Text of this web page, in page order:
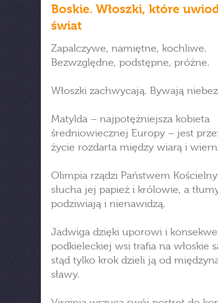
Boskie. Włoszki, które
świat
Zapalczywe, namiętne, kochliwe.
Bezwzględne, podstępne, próżne.
Włoszki zachwycają. Bywają
Matylda – najpotężniejsza kobieta
średniowiecznej Europy – jest
życie rozdarta między wiarą i
Olimpia rządzi Państwem
słucha jej papież i królowie, a
podziwiają i nienawidzą.
Jadwiga dzięki uporowi i
podkieleckiej wsi trafia na włoskie
stąd tylko krok dzieli ją od
sławy.